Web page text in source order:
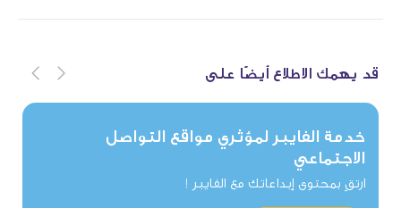
قد يهمك الاطلاع أيضًا على
خدمة الفايبر لمؤثري مواقع التواصل
الاجتماعي
ارتقِ بمحتوى إبداعاتك مع الفايبر !